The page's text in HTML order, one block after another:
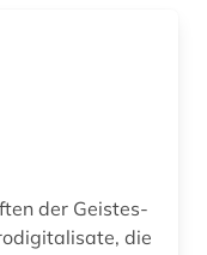
der Geistes-
die